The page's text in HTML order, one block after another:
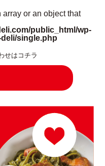
array or an object that
public_html/wp-
single.php
せはコチラ